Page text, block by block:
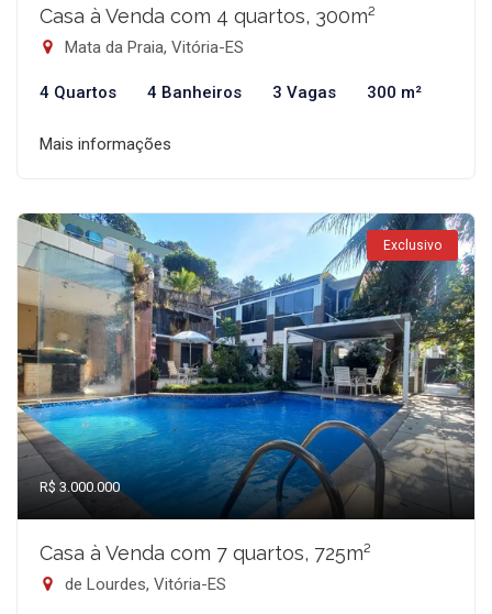
Casa à Venda com 4 quartos, 300m²
Mata da Praia, Vitória-ES
4 Quartos 4 Banheiros 3 Vagas 300 m²
Mais informações
Exclusivo
R$ 3.000.000
Casa à Venda com 7 quartos, 725m²
de Lourdes, Vitória-ES